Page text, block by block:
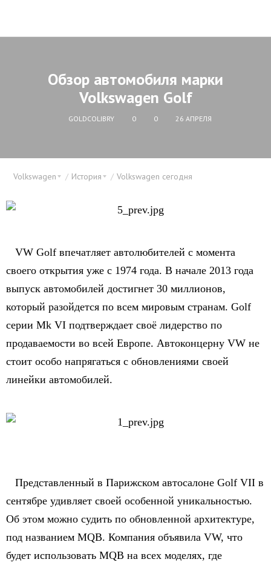
Обзор автомобиля марки
Volkswagen Golf
GOLDCOLIBRY 0 0 26 АПРЕЛЯ
Volkswagen История Volkswagen сегодня
VW Golf впечатляет автолюбителей с момента
своего открытия уже с 1974 года. В начале 2013 года
выпуск автомобилей достигнет 30 миллионов,
который разойдется по всем мировым странам. Golf
серии Mk VI подтверждает своё лидерство по
продаваемости во всей Европе. Автоконцерну VW не
стоит особо напрягаться с обновлениями своей
линейки автомобилей.
Представленный в Парижском автосалоне Golf VII в
сентябре удивляет своей особенной уникальностью.
Об этом можно судить по обновленной архитектуре,
под названием MQB. Компания объявила VW, что
будет использовать MQB на всех моделях, где